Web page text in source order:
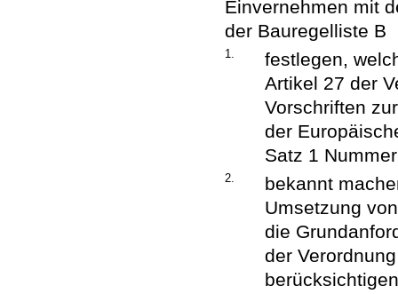
Einvernehmen mit
der Bauregelliste B
1.
festlegen,
Artikel 27 der
Vorschriften
der
Satz 1
2.
bekannt
Umsetzung
die
der